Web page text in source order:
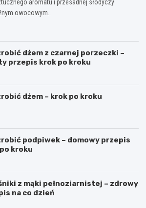
aromatu i przesadnej słodyczy
owocowym…
dżem z czarnej porzeczki –
przepis krok po kroku
dżem – krok po kroku
podpiwek – domowy przepis
kroku
z mąki pełnoziarnistej – zdrowy
na co dzień